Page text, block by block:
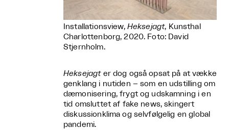
Installationsview, Heksejagt, Kunsthal
Charlottenborg, 2020. Foto: David
Stjernholm.
Heksejagter dog også opsat på at vække
genklang i nutiden – som en udstilling om
dæmonisering, frygt og udskamning i en
tid omsluttet af fake news, skingert
diskussionklima og selvfølgelig en global
pandemi.